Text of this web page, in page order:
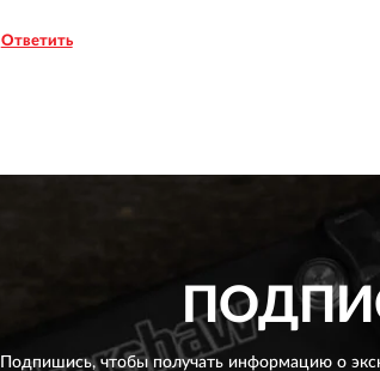
Ответить
Подпишись, чтобы получать информацию о